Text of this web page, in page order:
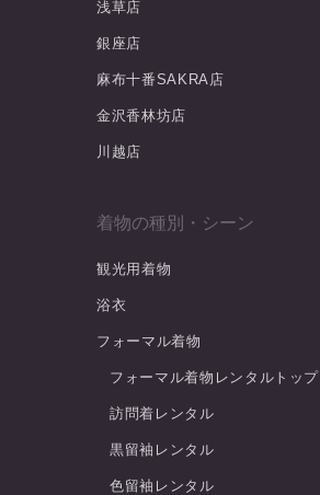
浅草店
銀座店
麻布十番SAKRA店
金沢香林坊店
川越店
着物の種別・シーン
観光用着物
浴衣
フォーマル着物
フォーマル着物レンタルトップ
訪問着レンタル
黒留袖レンタル
色留袖レンタル